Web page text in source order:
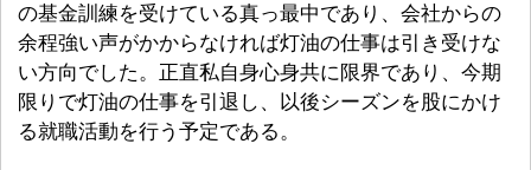
の基金訓練を受けている真っ最中であり、会社からの
余程強い声がかからなければ灯油の仕事は引き受けな
い方向でした。正直私自身心身共に限界であり、今期
限りで灯油の仕事を引退し、以後シーズンを股にかけ
る就職活動を行う予定である。